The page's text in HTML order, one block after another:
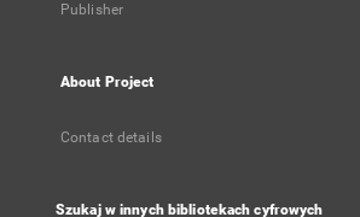
Publisher
About Project
Contact details
Szukaj w innych bibliotekach cyfrowych